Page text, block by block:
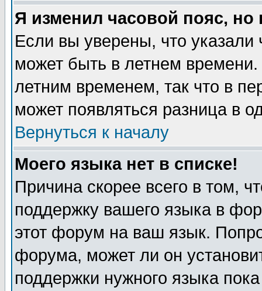
Я изменил часовой пояс,
Если вы уверены, что указали
может быть в летнем
летним временем, так что в
может появляться разница в
Вернуться к началу
Моего языка нет в списке!
Причина скорее всего в том,
поддержку вашего языка в
этот форум на ваш язык.
форума, может ли он
поддержки нужного языка